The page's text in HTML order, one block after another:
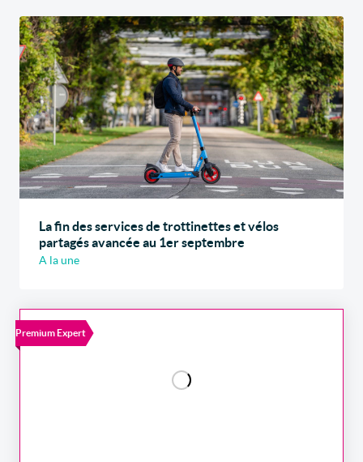
La fin des services de trottinettes et vélos
partagés avancée au 1er septembre
A la une
Premium Expert